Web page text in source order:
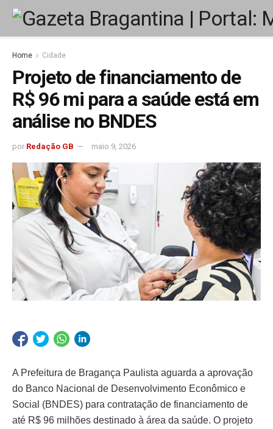
Home Cidade
Projeto de financiamento de
R$ 96 mi para a saúde está em
análise no BNDES
por Redação GB maio 9, 2026
A Prefeitura de Bragança Paulista aguarda a aprovação
do Banco Nacional de Desenvolvimento Econômico e
Social (BNDES) para contratação de financiamento de
até R$ 96 milhões destinado à área da saúde. O projeto